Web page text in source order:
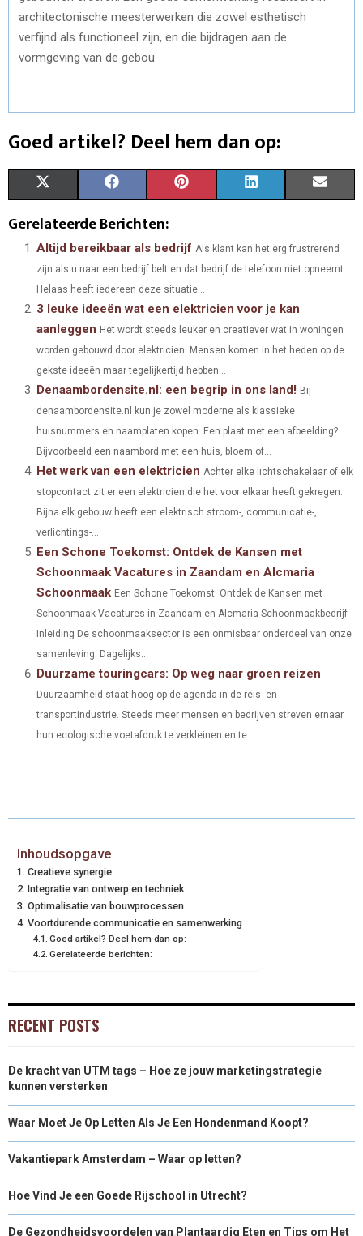
architectonische meesterwerken die zowel esthetisch
verfijnd als functioneel zijn, en die bijdragen aan de
vormgeving van de gebou
Goed artikel? Deel hem dan op:
A
R
O
T
W
T
E
R
)
R
O
C
E
O
K
A
R
O
N
T
R
S
T
A
R
O
N
K
E
D
N
A
R
O
A
I
Gerelateerde Berichten:
Altijd bereikbaar als bedrijf Als klant kan het erg frustrerend
zijn als u naar een bedrijf belt en dat bedrijf de telefoon niet opneemt.
Helaas heeft iedereen deze situatie...
3 leuke ideeën wat een elektricien voor je kan
aanleggen Het wordt steeds leuker en creatiever wat in woningen
worden gebouwd door elektricien. Mensen komen in het heden op de
gekste ideeën maar tegelijkertijd hebben...
Denaambordensite.nl: een begrip in ons land! Bij
denaambordensite.nl kun je zowel moderne als klassieke
huisnummers en naamplaten kopen. Een plaat met een afbeelding?
Bijvoorbeeld een naambord met een huis, bloem of...
Het werk van een elektricien Achter elke lichtschakelaar of elk
stopcontact zit er een elektricien die het voor elkaar heeft gekregen.
Bijna elk gebouw heeft een elektrisch stroom-, communicatie-,
verlichtings-...
Een Schone Toekomst: Ontdek de Kansen met
Schoonmaak Vacatures in Zaandam en Alcmaria
Schoonmaak Een Schone Toekomst: Ontdek de Kansen met
Schoonmaak Vacatures in Zaandam en Alcmaria Schoonmaakbedrijf
Inleiding De schoonmaaksector is een onmisbaar onderdeel van onze
samenleving. Dagelijks...
Duurzame touringcars: Op weg naar groen reizen
Duurzaamheid staat hoog op de agenda in de reis- en
transportindustrie. Steeds meer mensen en bedrijven streven ernaar
hun ecologische voetafdruk te verkleinen en te...
Inhoudsopgave
Creatieve synergie
Integratie van ontwerp en techniek
Optimalisatie van bouwprocessen
Voortdurende communicatie en samenwerking
Goed artikel? Deel hem dan op:
Gerelateerde berichten:
RECENT POSTS
De kracht van UTM tags – Hoe ze jouw marketingstrategie
kunnen versterken
Waar Moet Je Op Letten Als Je Een Hondenmand Koopt?
Vakantiepark Amsterdam – Waar op letten?
Hoe Vind Je een Goede Rijschool in Utrecht?
De Gezondheidsvoordelen van Plantaardig Eten en Tips om Het